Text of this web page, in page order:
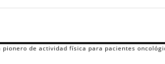
de actividad física para pacientes